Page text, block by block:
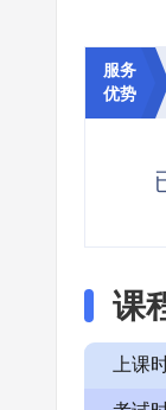
服务
优势
课
上课